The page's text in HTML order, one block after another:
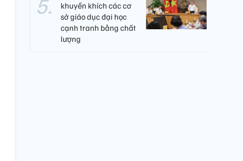
khuyến khích các cơ
sở giáo dục đại học
cạnh tranh bằng chất
lượng​